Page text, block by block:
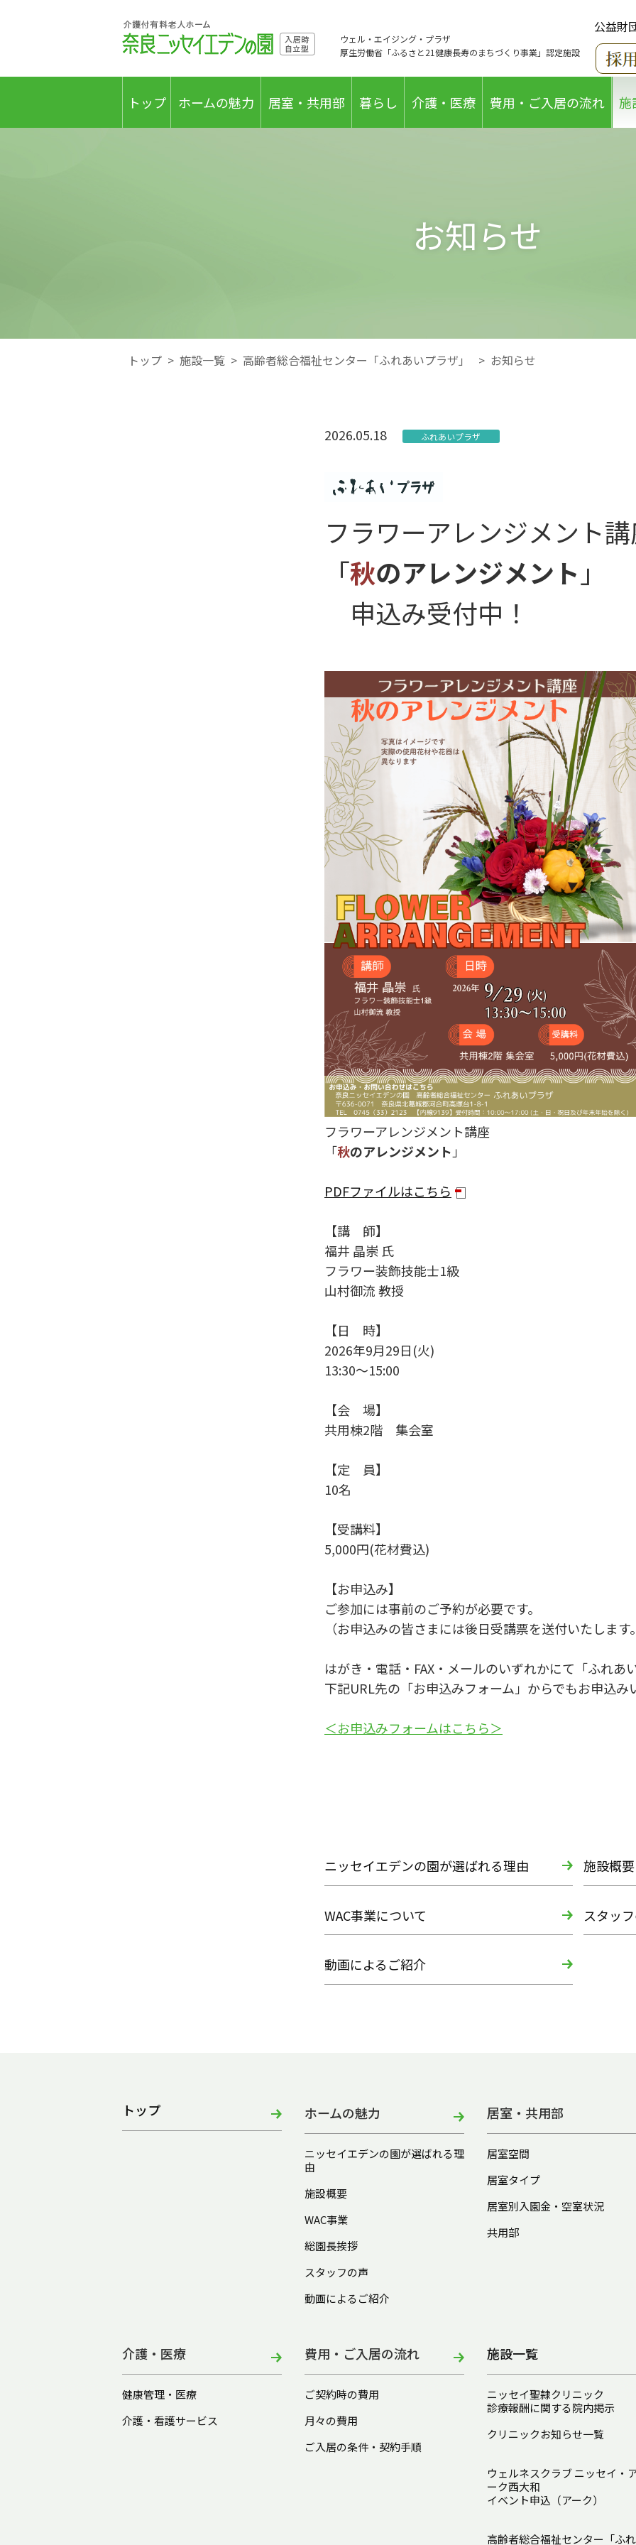
公益財
ウェル・エイジング・プラザ
厚生労働省「ふるさと21健康長寿のまちづくり事業」認定施設
トップ ホームの魅力 居室・共用部 暮らし 介護・医療 費用・ご入居の流れ 施
お知らせ
トップ > 施設一覧 > 高齢者総合福祉センター「ふれあいプラザ」 > お知らせ
2026.05.18 ふれあいプラザ
フラワーアレンジメント
「秋のアレンジメント 」
申込み受付中！
フラワーアレンジメント講座
「秋のアレンジメント」
PDFファイルはこちら
【講 師】
福井 晶崇 氏
フラワー装飾技能士1級
山村御流 教授
【日 時】
2026年9月29日(火)
13:30～15:00
【会 場】
共用棟2階 集会室
【定 員】
10名
【受講料】
5,000円(花材費込)
【お申込み】
ご参加には事前のご予約が必要です。
（お申込みの皆さまには後日受講票を送付いたします
はがき・電話・FAX・メールのいずれかにて「ふれ
下記URL先の「お申込みフォーム」からでもお申込み
＜お申込みフォームはこちら＞
ニッセイエデンの園が選ばれる理由 施設概要
WAC事業について スタッ
動画によるご紹介
トップ ホームの魅力
ニッセイエデンの園が選ばれる理
由
施設概要
WAC事業
総園長挨拶
スタッフの声
動画によるご紹介
居室・共用部
居室空間
居室タイプ
居室別入園金・空室状況
共用部
介護・医療
健康管理・医療
介護・看護サービス
費用・ご入居の流れ
ご契約時の費用
月々の費用
ご入居の条件・契約手順
施設一覧
ニッセイ聖隷クリニック
診療報酬に関する院内掲示
クリニックお知らせ一覧
ウェルネスクラブ ニッセイ・
ーク西大和
イベント申込（アーク）
高齢者総合福祉センター「ふ